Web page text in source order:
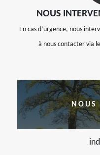
NOUS
En cas d’urgence, nous
à nous contacter via
NOUS